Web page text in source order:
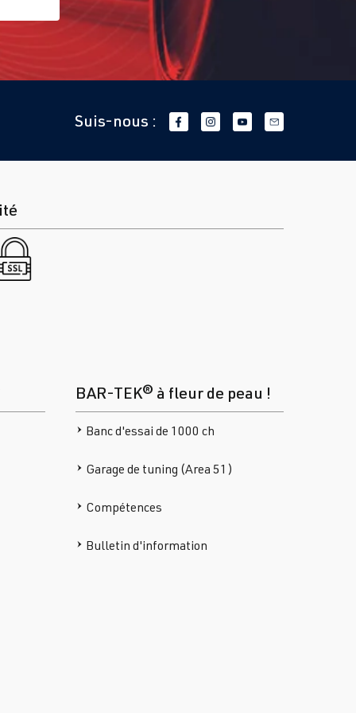
Suis-nous :
BAR-TEK® à fleur de peau !
Banc d'essai de 1000 ch
Garage de tuning (Area 51)
Compétences
Bulletin d'information